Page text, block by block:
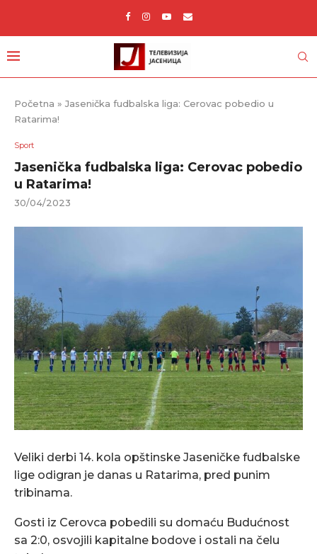
Početna » Jasenička fudbalska liga: Cerovac pobedio u
Ratarima!
Sport
Jasenička fudbalska liga: Cerovac pobedio
u Ratarima!
30/04/2023
Veliki derbi 14. kola opštinske Jaseničke fudbalske
lige odigran je danas u Ratarima, pred punim
tribinama.
Gosti iz Cerovca pobedili su domaću Budućnost
sa 2:0, osvojili kapitalne bodove i ostali na čelu